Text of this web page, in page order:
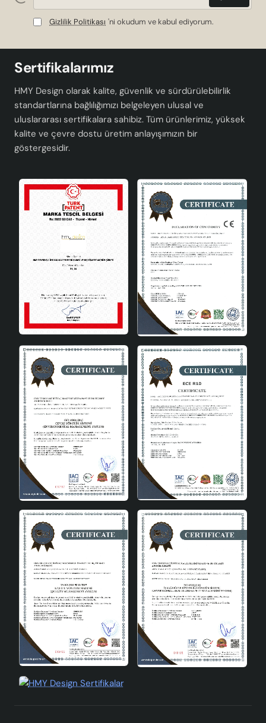
Gizlilik Politikası 'ni okudum ve kabul ediyorum.
Sertifikalarımız
HMY Design olarak kalite, güvenlik ve sürdürülebilirlik
standartlarına bağlılığımızı belgeleyen ulusal ve
uluslararası sertifikalara sahibiz. Tüm ürünlerimiz, yüksek
kalite ve çevre dostu üretim anlayışımızın bir
göstergesidir.